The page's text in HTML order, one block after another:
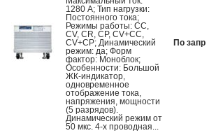
1280 А; Тип нагрузки:
Постоянного тока;
Режимы работы: CC,
CV, CR, CP, CV+CC,
CV+CP; Динамический
режим: да; Форм
фактор: Моноблок;
Особенности: Большой
ЖК-индикатор,
одновременное
отображение тока,
напряжения, мощности
(5 разрядов).
Динамический режим от
50 мкс. 4-х проводная...
По